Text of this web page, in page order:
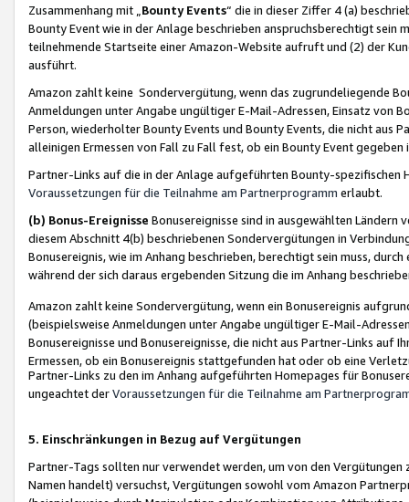
Zusammenhang mit „ Bounty Events“ die in dieser Ziffer 4 (a)
Bounty Event wie in der Anlage beschrieben anspruchsberechtigt sein
teilnehmende Startseite einer Amazon-Website aufruft und (2) der
ausführt.
Amazon zahlt keine Sondervergütung, wenn das zugrundeliegende
Anmeldungen unter Angabe ungültiger E-Mail-Adressen, Einsatz von
Person, wiederholter Bounty Events und Bounty Events, die nicht
alleinigen Ermessen von Fall zu Fall fest, ob ein Bounty Event
Partner-Links auf die in der Anlage aufgeführten Bounty-spezifischen
Voraussetzungen für die Teilnahme am Partnerprogramm erlaubt.
(b) Bonus-Ereignisse Bonusereignisse sind in ausgewählten Ländern
diesem Abschnitt 4(b) beschriebenen Sondervergütungen in
Bonusereignis, wie im Anhang beschrieben, berechtigt sein muss,
während der sich daraus ergebenden Sitzung die im Anhang
Amazon zahlt keine Sondervergütung, wenn ein Bonusereignis
(beispielsweise Anmeldungen unter Angabe ungültiger E-Mail-
Bonusereignisse und Bonusereignisse, die nicht aus Partner-Links auf
Ermessen, ob ein Bonusereignis stattgefunden hat oder ob eine
Partner-Links zu den im Anhang aufgeführten Homepages für
ungeachtet derVoraussetzungen für die Teilnahme am
5. Einschränkungen in Bezug auf Vergütungen
Partner-Tags sollten nur verwendet werden, um von den
Namen handelt) versuchst, Vergütungen sowohl vom Amazon